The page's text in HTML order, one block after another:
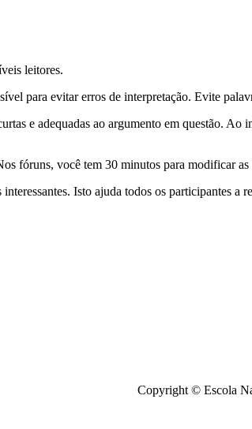
leitores.
para evitar erros de interpretação. Evite
e adequadas ao argumento em questão.
fóruns, você tem 30 minutos para modificar
Isto ajuda todos os participantes a
Copyright © Escola